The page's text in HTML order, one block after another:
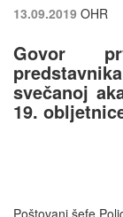
13.09.2019 OHR
Govor
svečanoj
19.
Poštovani šefe